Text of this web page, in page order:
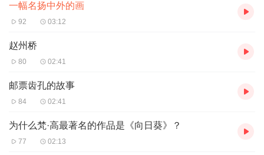
太多，眼看就要碰上对面来的一乘轿子。就在这个紧急时刻，那个
牧马人一下子拽住了马笼头，这才没碰上那乘轿子。不过，这么一
景的人，被小毛驴惊扰了，连忙回过头来赶小毛驴……你看，张择
端画的画，是多么传神啊！
普通老百姓的生活场景。
一幅名扬中外的画
92 03:12
赵州桥
80 02:41
邮票齿孔的故事
84 02:41
为什么梵·高最著名的作品是《向日葵》？
77 02:13